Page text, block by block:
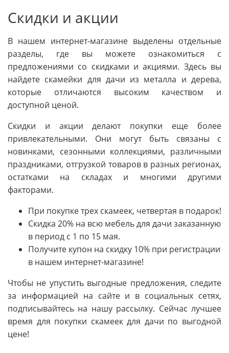
Скидки и акции
В нашем интернет-магазине выделены отдельные
разделы, где вы можете ознакомиться с
предложениями со скидками и акциями. Здесь вы
найдете скамейки для дачи из металла и дерева,
которые отличаются высоким качеством и
доступной ценой.
Скидки и акции делают покупки еще более
привлекательными. Они могут быть связаны с
новинками, сезонными коллекциями, различными
праздниками, отгрузкой товаров в разных регионах,
остатками на складах и многими другими
факторами.
При покупке трех скамеек, четвертая в подарок!
Скидка 20% на всю мебель для дачи заказанную
в период с 1 по 15 мая.
Получите купон на скидку 10% при регистрации
в нашем интернет-магазине!
Чтобы не упустить выгодные предложения, следите
за информацией на сайте и в социальных сетях,
подписывайтесь на нашу рассылку. Сейчас лучшее
время для покупки скамеек для дачи по выгодной
цене!